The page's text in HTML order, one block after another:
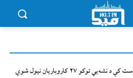
د نشه‌يي توکو ۲۷ کاروباریان نیول شوي